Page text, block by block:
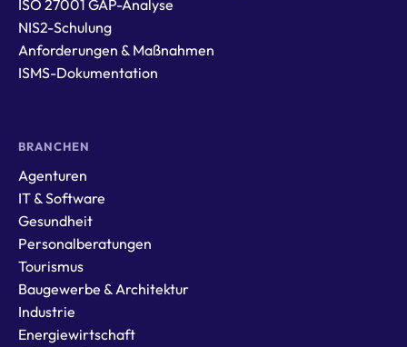
ISO 27001 GAP-Analyse
NIS2-Schulung
Anforderungen & Maßnahmen
ISMS-Dokumentation
BRANCHEN
Agenturen
IT & Software
Gesundheit
Personalberatungen
Tourismus
Baugewerbe & Architektur
Industrie
Energiewirtschaft